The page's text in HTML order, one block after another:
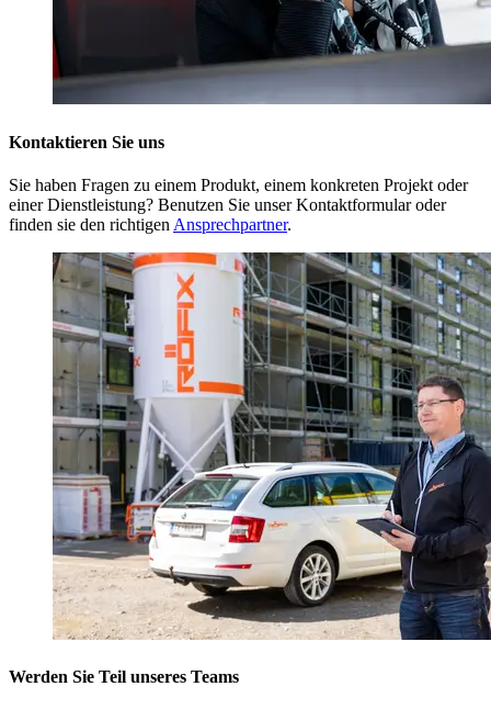
Kontaktieren Sie uns
Sie haben Fragen zu einem Produkt, einem konkreten Projekt oder
einer Dienstleistung? Benutzen Sie unser Kontaktformular oder
finden sie den richtigen Ansprechpartner.
Werden Sie Teil unseres Teams